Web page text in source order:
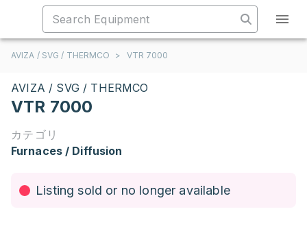
AVIZA / SVG / THERMCO > VTR 7000
AVIZA / SVG / THERMCO
VTR 7000
カテゴリ
Furnaces / Diffusion
Listing sold or no longer available